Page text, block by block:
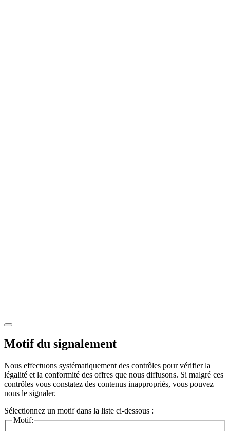
Motif du signalement
Nous effectuons systématiquement des contrôles pour vérifier la
légalité et la conformité des offres que nous diffusons. Si malgré ces
contrôles vous constatez des contenus inappropriés, vous pouvez
nous le signaler.
Sélectionnez un motif dans la liste ci-dessous :
Motif: